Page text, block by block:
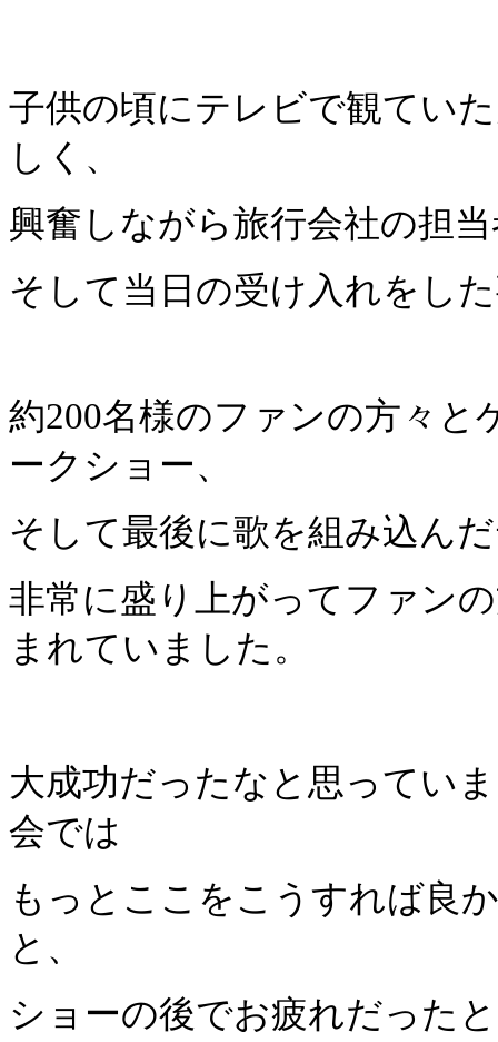
子供の頃にテレビで観てい
しく、
興奮しながら旅行会社の担
そして当日の受け入れをし
約200名様のファンの方々と
ークショー、
そして最後に歌を組 み込ん
非常に盛り上がってファン
まれていました。
大成功だったなと思ってい
会では
もっとここをこう すれば良
と、
ショーの後でお疲れだった